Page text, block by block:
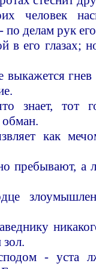
человек
по делам рук
в его глазах;
гнев
знает, тот
обман.
как
пребывают, а
- уста